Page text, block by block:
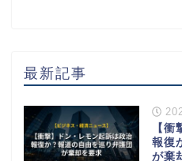
最新記事
【
報復
が棄